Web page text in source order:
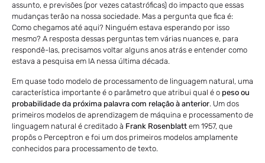
assunto, e previsões (por vezes catastróficas) do impacto que essas
mudanças terão na nossa sociedade. Mas a pergunta que fica é:
Como chegamos até aqui? Ninguém estava esperando por isso
mesmo? A resposta dessas perguntas tem várias nuances e, para
respondê-las, precisamos voltar alguns anos atrás e entender como
estava a pesquisa em IA nessa última década.
Em quase todo modelo de processamento de linguagem natural, uma
característica importante é o parâmetro que atribui qual é o peso ou
probabilidade da próxima palavra com relação à anterior. Um dos
primeiros modelos de aprendizagem de máquina e processamento de
linguagem natural é creditado à Frank Rosenblatt em 1957, que
propôs o Perceptron e foi um dos primeiros modelos amplamente
conhecidos para processamento de texto.